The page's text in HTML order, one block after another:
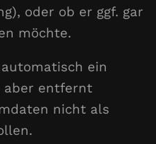
oder ob er ggf. gar
möchte.
ein
aber entfernt
nicht als